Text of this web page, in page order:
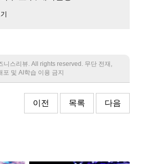
스리뷰. All rights reserved. 무단 전재,
포 및 AI학습 이용 금지
이전 목록 다음